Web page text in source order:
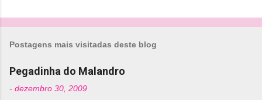
o
n
t
Postagens mais visitadas deste blog
Pegadinha do Malandro
- dezembro 30, 2009